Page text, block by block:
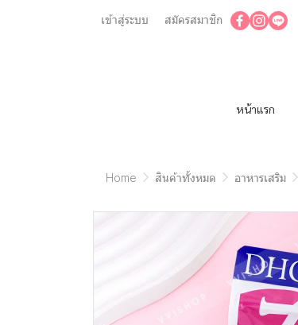
เข้าสู่ระบบ สมัครสมาชิก
หน้าแรก
Home สินค้าทั้งหมด อาหารเสริม